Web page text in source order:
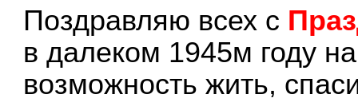
Поздравляю всех с
в далеком 1945м году
возможность жить,